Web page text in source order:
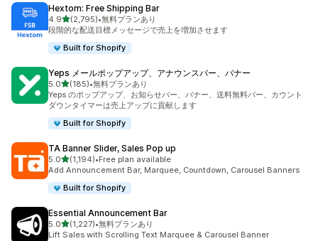
Hextom: Free Shipping Bar
4.95つ星中
(2,795)
合計レビュー数：2795件
•無料プランあり
段階的な配送目標メッセージで売上を増加させます
Built for Shopify
Yeps メールポップアップ、アナウンスバー、バナー
5.05つ星中
(185)
合計レビュー数：185件
•無料プランあり
Yeps のポップアップ、お知らせバー、バナー、送料無料バー、カウント
ダウンタイマーは売上アップに貢献します
Built for Shopify
TA Banner Slider, Sales Pop up
5.05つ星中
(1,194)
合計レビュー数：1194件
•Free plan available
Add Announcement Bar, Marquee, Countdown, Carousel Banners
Built for Shopify
Essential Announcement Bar
5.05つ星中
(1,227)
合計レビュー数：1227件
•無料プランあり
Lift Sales with Scrolling Text Marquee & Carousel Banner